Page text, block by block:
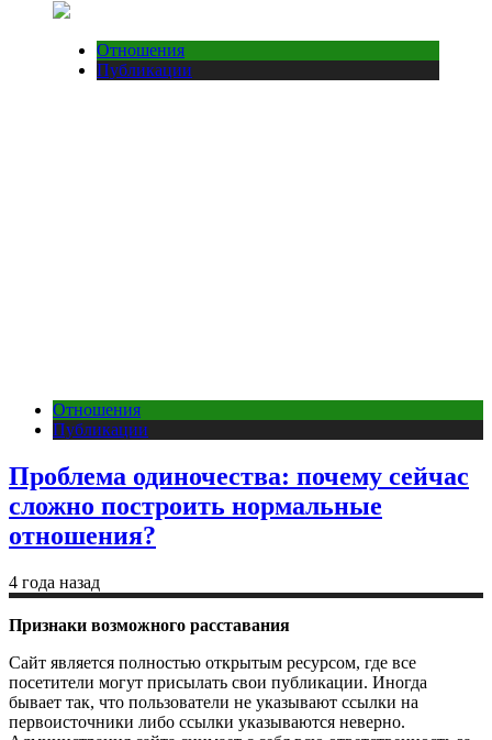
Отношения
Публикации
Отношения
Публикации
Проблема одиночества: почему сейчас
сложно построить нормальные
отношения?
4 года назад
Признаки возможного расставания
Сайт является полностью открытым ресурсом, где все
посетители могут присылать свои публикации. Иногда
бывает так, что пользователи не указывают ссылки на
первоисточники либо ссылки указываются неверно.